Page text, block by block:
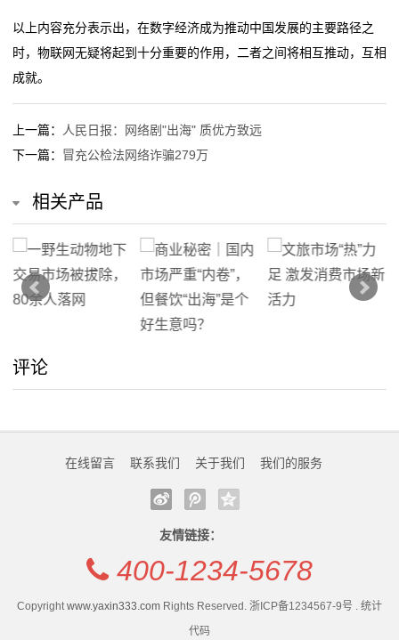
以上内容充分表示出，在数字经济成为推动中国发展的主要路径之
时，物联网无疑将起到十分重要的作用，二者之间将相互推动，互相
成就。
上一篇：
人民日报：网络剧"出海" 质优方致远
下一篇： 冒充公检法网络诈骗279万
相关产品
评论
在线留言 联系我们 关于我们 我们的服务
友情链接：
400-1234-5678
Copyright www.yaxin333.com Rights Reserved. 浙ICP备1234567-9号 . 统计
代码